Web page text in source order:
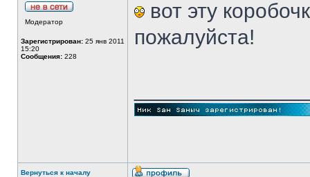
Модератор
Зарегистрирован: 25 янв 2011
15:20
Сообщения: 228
вот эту
пожалуйста!
Вернуться к началу